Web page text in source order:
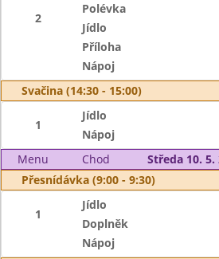
2
Polévka
Jídlo
Příloha
Nápoj
Svačina (14:30 - 15:00)
1
Jídlo
Nápoj
Menu
Chod
Středa 10. 5.
Přesnídávka (9:00 - 9:30)
1
Jídlo
Doplněk
Nápoj